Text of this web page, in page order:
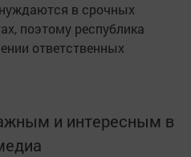
в срочных
поэтому республика
ответственных
и интересным в